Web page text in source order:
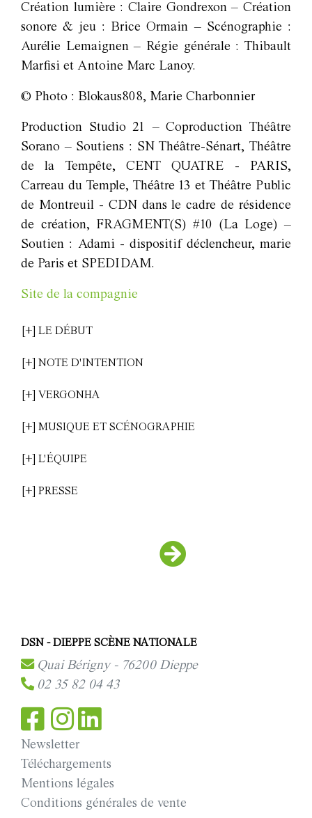
Création lumière : Claire Gondrexon – Création
sonore & jeu : Brice Ormain – Scénographie :
Aurélie Lemaignen – Régie générale : Thibault
Marfisi et Antoine Marc Lanoy.
© Photo : Blokaus808, Marie Charbonnier
Production Studio 21 – Coproduction Théâtre
Sorano – Soutiens : SN Théâtre-Sénart, Théâtre
de la Tempête, CENT QUATRE - PARIS,
Carreau du Temple, Théâtre 13 et Théâtre Public
de Montreuil - CDN dans le cadre de résidence
de création, FRAGMENT(S) #10 (La Loge) –
Soutien : Adami - dispositif déclencheur, marie
de Paris et SPEDIDAM.
Site de la compagnie
[+] LE DÉBUT
[+] NOTE D'INTENTION
[+] VERGONHA
[+] MUSIQUE ET SCÉNOGRAPHIE
[+] L'ÉQUIPE
[+] PRESSE
DSN - DIEPPE SCÈNE NATIONALE
Quai Bérigny - 76200 Dieppe
02 35 82 04 43
Newsletter
Téléchargements
Mentions légales
Conditions générales de vente